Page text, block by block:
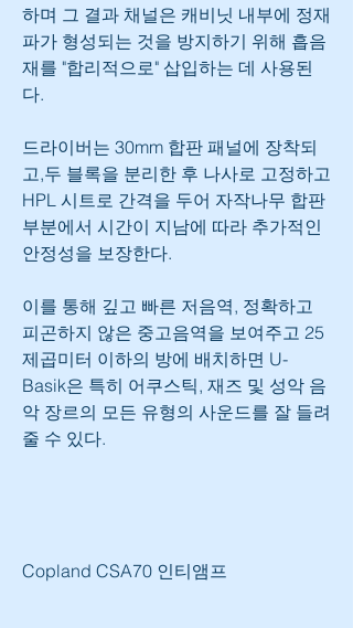
하며 그 결과 채널은 캐비닛 내부에 정재
파가 형성되는 것을 방지하기 위해 흡음
재를 "합리적으로" 삽입하는 데 사용된
다.
드라이버는 30mm 합판 패널에 장착되
고,두 블록을 분리한 후 나사로 고정하고
HPL 시트로 간격을 두어 자작나무 합판
부분에서 시간이 지남에 따라 추가적인
안정성을 보장한다.
이를 통해 깊고 빠른 저음역, 정확하고
피곤하지 않은 중고음역을 보여주고 25
제곱미터 이하의 방에 배치하면 U-
Basik은 특히 어쿠스틱, 재즈 및 성악 음
악 장르의 모든 유형의 사운드를 잘 들려
줄 수 있다.
Copland CSA70 인티앰프